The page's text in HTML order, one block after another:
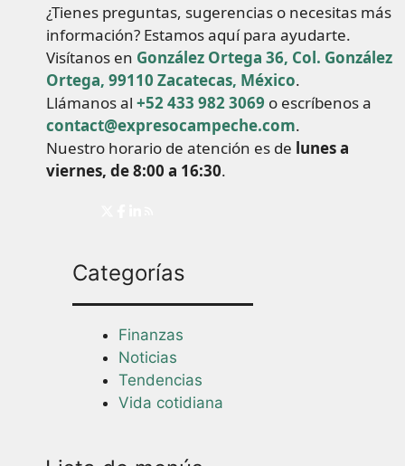
¿Tienes preguntas, sugerencias o necesitas más
información? Estamos aquí para ayudarte.
Visítanos en González Ortega 36, Col. González
Ortega, 99110 Zacatecas, México.
Llámanos al +52 433 982 3069 o escríbenos a
contact@expresocampeche.com.
Nuestro horario de atención es de lunes a
viernes, de 8:00 a 16:30.
Categorías
Finanzas
Noticias
Tendencias
Vida cotidiana